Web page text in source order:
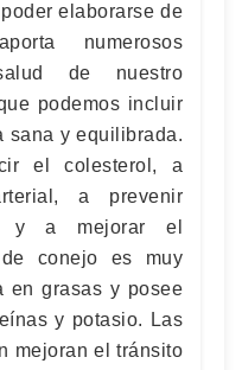
elaborarse de
numerosos
de nuestro
podemos incluir
sana y equilibrada.
el colesterol, a
a prevenir
y a mejorar el
conejo es muy
en grasas y posee
y potasio. Las
mejoran el tránsito